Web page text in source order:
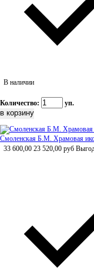
В наличии
Количество: уп.
Смоленская Б.М. Храмовая
33 600,00 23 520,00 руб